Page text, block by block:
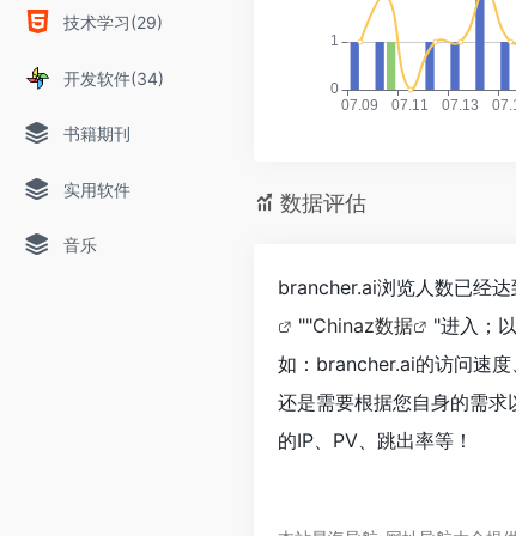
技术学习(29)
开发软件(34)
书籍期刊
实用软件
音乐
数据评估
brancher.ai浏览人数已经
""Chinaz数据
"进入；
如：brancher.ai的访问速
还是需要根据您自身的需
的IP、PV、跳出率等！